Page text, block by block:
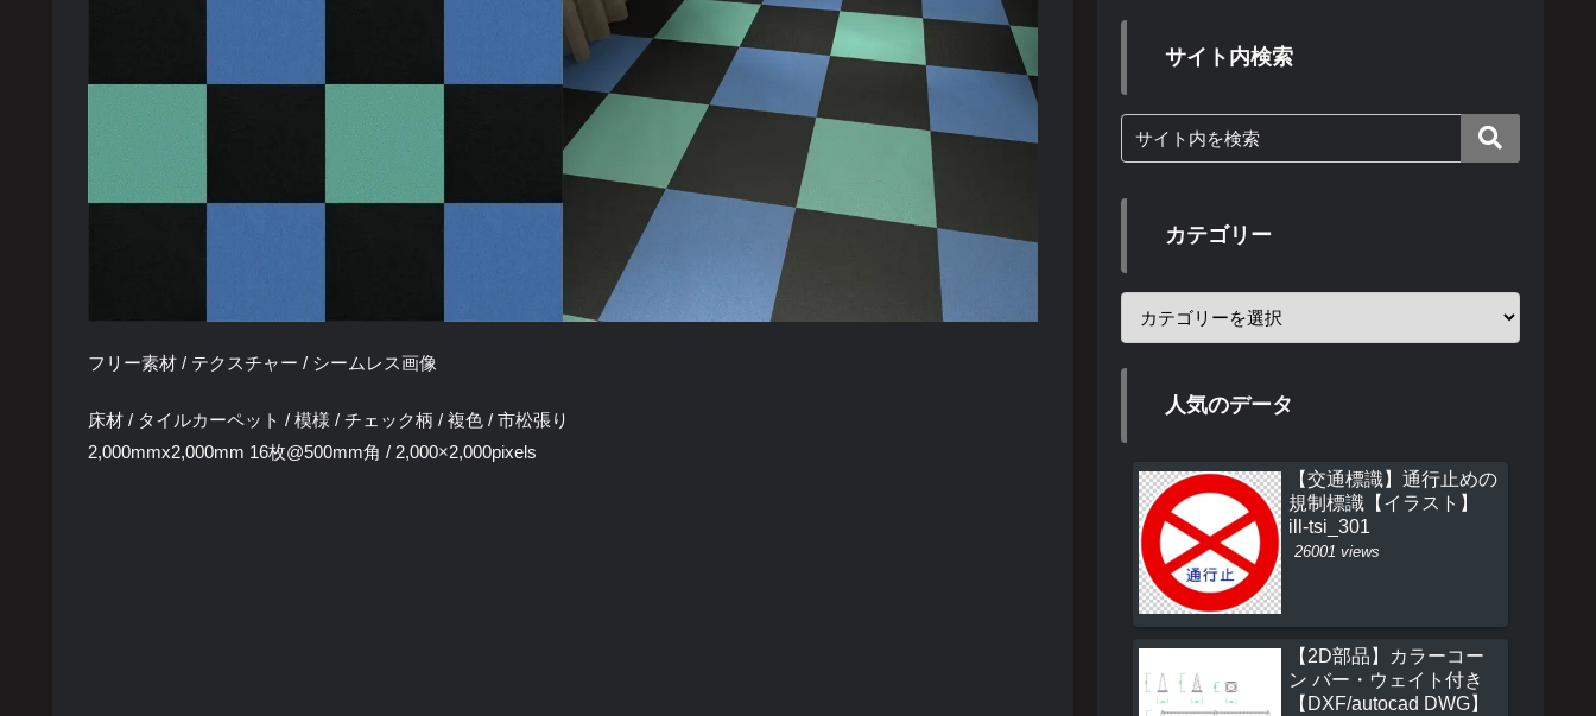
フリー素材 / テクスチャー / シームレス画像
床材 / タイルカーペット / 模様 / チェック柄 / 複色 / 市松張り
2,000mmx2,000mm 16枚@500mm角 / 2,000×2,000pixels
サイト内検索
カテゴリー
人気のデータ
【交通標識】通行止めの
規制標識【イラスト】
ill-tsi_301
26001 views
【2D部品】カラーコー
ン バー・ウェイト付き
【DXF/autocad DWG】